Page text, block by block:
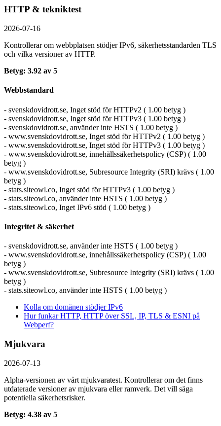
HTTP & tekniktest
2026-07-16
Kontrollerar om webbplatsen stödjer IPv6, säkerhets­standarden TLS
och vilka versioner av HTTP.
Betyg: 3.92 av 5
Webbstandard
- svenskdovidrott.se, Inget stöd för HTTPv2 ( 1.00 betyg )
- svenskdovidrott.se, Inget stöd för HTTPv3 ( 1.00 betyg )
- svenskdovidrott.se, använder inte HSTS ( 1.00 betyg )
- www.svenskdovidrott.se, Inget stöd för HTTPv2 ( 1.00 betyg )
- www.svenskdovidrott.se, Inget stöd för HTTPv3 ( 1.00 betyg )
- www.svenskdovidrott.se, innehållssäkerhetspolicy (CSP) ( 1.00
betyg )
- www.svenskdovidrott.se, Subresource Integrity (SRI) krävs ( 1.00
betyg )
- stats.siteowl.co, Inget stöd för HTTPv3 ( 1.00 betyg )
- stats.siteowl.co, använder inte HSTS ( 1.00 betyg )
- stats.siteowl.co, Inget IPv6 stöd ( 1.00 betyg )
Integritet & säkerhet
- svenskdovidrott.se, använder inte HSTS ( 1.00 betyg )
- www.svenskdovidrott.se, innehållssäkerhetspolicy (CSP) ( 1.00
betyg )
- www.svenskdovidrott.se, Subresource Integrity (SRI) krävs ( 1.00
betyg )
- stats.siteowl.co, använder inte HSTS ( 1.00 betyg )
Kolla om domänen stödjer IPv6
Hur funkar HTTP, HTTP över SSL, IP, TLS & ESNI på
Webperf?
Mjukvara
2026-07-13
Alpha-versionen av vårt mjukvaratest. Kontrollerar om det finns
utdaterade versioner av mjukvara eller ramverk. Det vill säga
potentiella säkerhetsrisker.
Betyg: 4.38 av 5